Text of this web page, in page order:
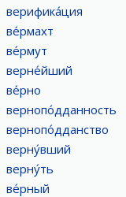
верифика́ция
ве́рмахт
ве́рмут
верне́йший
ве́рно
вернопо́дданность
вернопо́дданство
верну́вший
верну́ть
ве́рный